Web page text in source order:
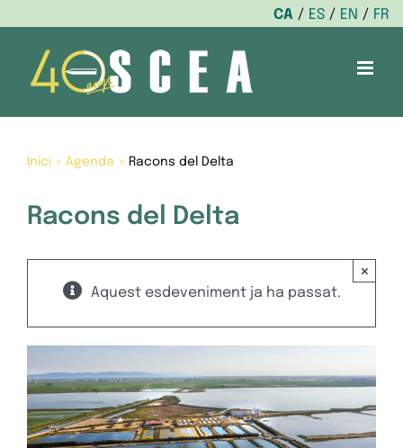
CA ES EN
FR
content
Inici> Agenda > Racons del Delta
Racons del Delta
Aquest esdeveniment ja ha passat.
×